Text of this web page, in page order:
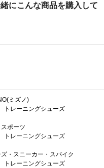
にこんな商品を購入して
ミズノ)
トレーニングシューズ
ポーツ
トレーニングシューズ
・スニーカー・スパイク
トレーニングシューズ